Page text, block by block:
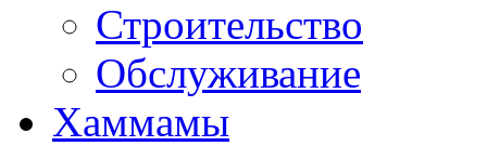
Строительство
Обслуживание
Хаммамы